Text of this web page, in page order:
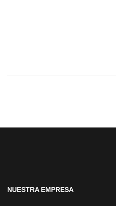
NUESTRA EMPRESA